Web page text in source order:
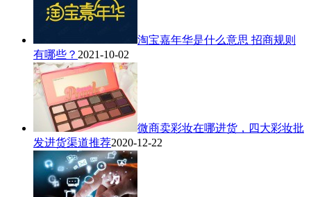
淘宝嘉年华是什么意思 招商规则
有哪些？ 2021-10-02
微商卖彩妆在哪进货，四大彩妆批
发进货渠道推荐2020-12-22